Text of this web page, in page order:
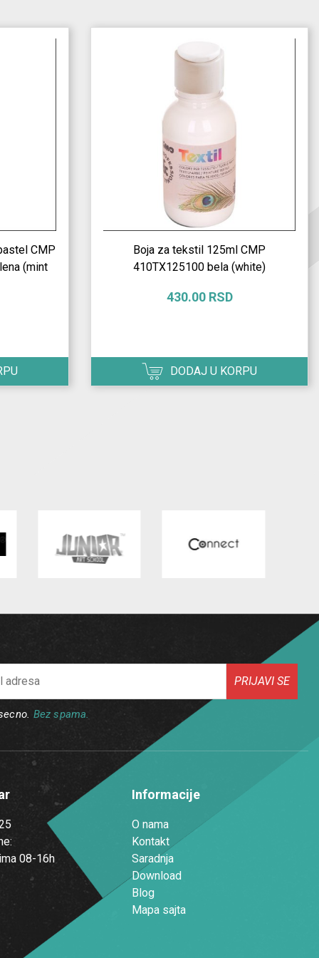
CMP
(mint
Boja za tekstil 125ml CMP
410TX125100 bela (white)
430.00 RSD
DODAJ U KORPU
PRIJAVI SE
Bez spama.
08-16h
Informacije
O nama
Kontakt
Saradnja
Download
Blog
Mapa sajta